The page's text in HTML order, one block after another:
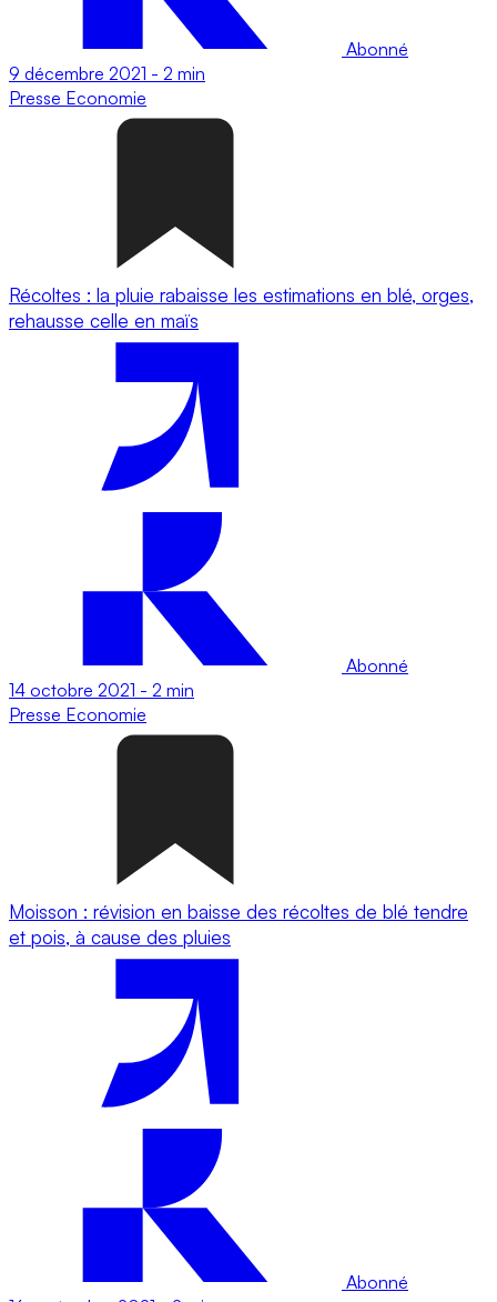
Abonné
9 décembre 2021 - 2 min
Presse Economie
Récoltes : la pluie rabaisse les estimations en blé, orges,
rehausse celle en maïs
Abonné
14 octobre 2021 - 2 min
Presse Economie
Moisson : révision en baisse des récoltes de blé tendre
et pois, à cause des pluies
Abonné